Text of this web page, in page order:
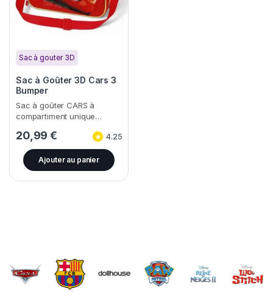
Sac à gouter 3D
Sac à Goûter 3D Cars 3
Bumper
Sac à goûter CARS à
compartiment unique…
20,99€ 4.25
Ajouter au panier
Brands Carousel